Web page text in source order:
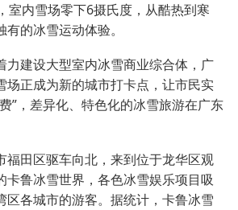
室内雪场零下6摄氏度，从酷热到寒
的冰雪运动体验。
建设大型室内冰雪商业综合体，广
场正成为新的城市打卡点，让市民实
”，差异化、特色化的冰雪旅游在广东
田区驱车向北，来到位于龙华区观
卡鲁冰雪世界，各色冰雪娱乐项目吸
区各城市的游客。据统计，卡鲁冰雪